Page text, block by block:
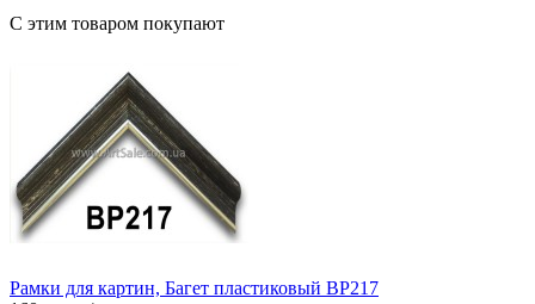
С этим товаром покупают
Рамки для картин, Багет пластиковый BP217